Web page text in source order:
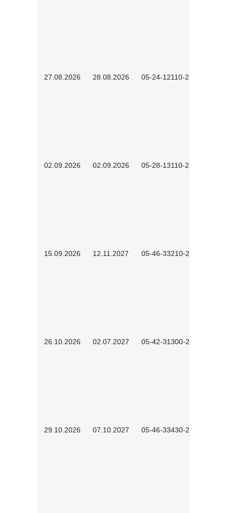
27.08.2026 28.08.2026 05-24-12110-2601
02.09.2026 02.09.2026 05-28-13110-2605
15.09.2026 12.11.2027 05-46-33210-2601
26.10.2026 02.07.2027 05-42-31300-2601
29.10.2026 07.10.2027 05-46-33430-2601